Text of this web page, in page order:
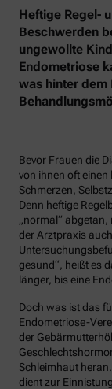
Heftige Regel-
Beschwerden
ungewollte
Endometriose
was hinter dem
Bevor Frauen die
von ihnen oft einen
Schmerzen,
Denn heftige
„normal“
der Arztpraxis
gesund“, heißt es
länger, bis eine
Doch was ist das
Endometriose-
der
Schleimhaut
dient zur